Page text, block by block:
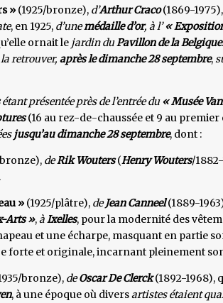
» (1925/bronze), d’Arthur Craco (1869-1975),
, en 1925, d’unemédaille d’or, à l’ «
ornait le jardin duPavillon de la Belgique.
retrouver, après le dimanche 28 septembre,
étant présentée près de l’entrée du« Musée
(16 au rez-de-chaussée et 9 au premier
jusqu’au dimanche 28 septembre, dont :
bronze), deRik Wouters(Henry Wouters/
» (1925/plâtre), deJean Canneel (1889-
Arts »,àIxelles, pour la modernité des
et une écharpe, masquant en partie
forte et originale, incarnant pleinement
bronze), deOscar De Clerck (1892-1968),
, à une époque où diversartistes étaient